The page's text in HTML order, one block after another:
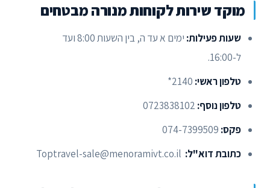
מוקד שירות לקוחות מנורה מבטחים
שעות פעילות:
ימים א עד ה, בין השעות 8:00 ועד
ל-16:00.
טלפון ראשי:
טלפון נוסף:
פקס:
כתובת דוא"ל: